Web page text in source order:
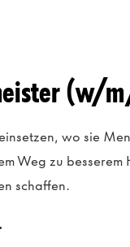
(w/
wo sie
Weg zu besserem
schaffen.